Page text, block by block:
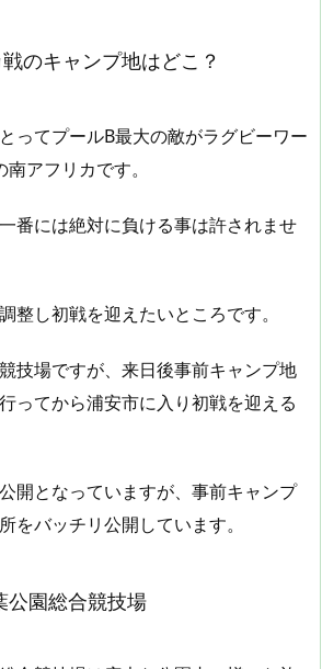
のキャンプ地はどこ？
ってプールB最大の敵がラグビーワー
アフリカです。
番には絶対に負ける事は許されませ
整し初戦を迎えたいところです。
技場ですが、来日後事前キャンプ地
ってから浦安市に入り初戦を迎える
開となっていますが、事前キャンプ
をバッチリ公開しています。
公園総合競技場